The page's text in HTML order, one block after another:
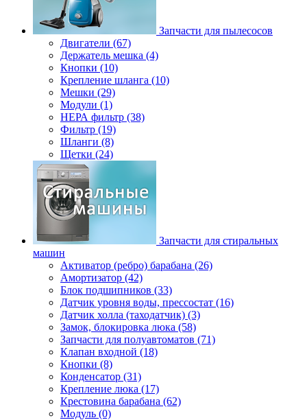
Запчасти для пылесосов
Двигатели (67)
Держатель мешка (4)
Кнопки (10)
Крепление шланга (10)
Мешки (29)
Модули (1)
НЕРА фильтр (38)
Фильтр (19)
Шланги (8)
Щетки (24)
Запчасти для стиральных
машин
Активатор (ребро) барабана (26)
Амортизатор (42)
Блок подшипников (33)
Датчик уровня воды, прессостат (16)
Датчик холла (таходатчик) (3)
Замок, блокировка люка (58)
Запчасти для полуавтоматов (71)
Клапан входной (18)
Кнопки (8)
Конденсатор (31)
Крепление люка (17)
Крестовина барабана (62)
Модуль (0)